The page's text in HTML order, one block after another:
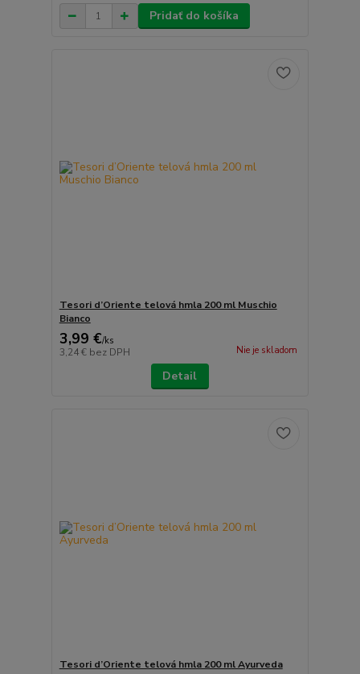
Pridať do košíka
Tesori d’Oriente telová hmla 200 ml Muschio
Bianco
3,99 €/ks
3,24 € bez DPH Nie je skladom
Detail
Tesori d’Oriente telová hmla 200 ml Ayurveda